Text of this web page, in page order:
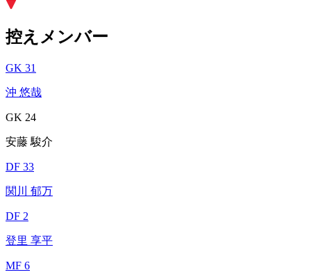
控えメンバー
GK 31
沖 悠哉
GK 24
安藤 駿介
DF 33
関川 郁万
DF 2
登里 享平
MF 6